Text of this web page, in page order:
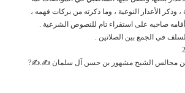
وذكر الأعذار النوعية ، وما ذكرته من بركات فهمه ،
صاحبه على استقراء تام للنصوص الشرعية .
في الجمع بين الصلاتين .
من مجالس الشيخ مشهور بن حسن آل سلمان ✍.✍?